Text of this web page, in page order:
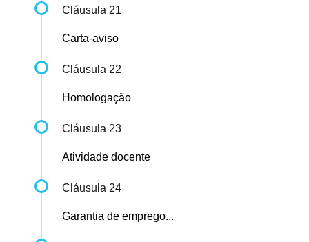
Cláusula 21
Carta-aviso
Cláusula 22
Homologação
Cláusula 23
Atividade docente
Cláusula 24
Garantia de emprego...